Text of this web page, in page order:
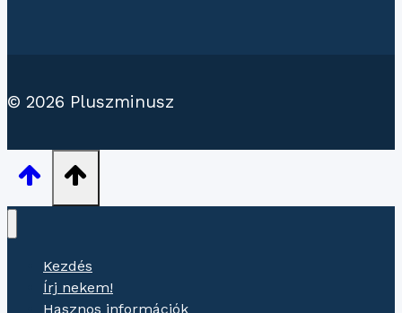
© 2026 Pluszminusz
Kezdés
Írj nekem!
Hasznos információk